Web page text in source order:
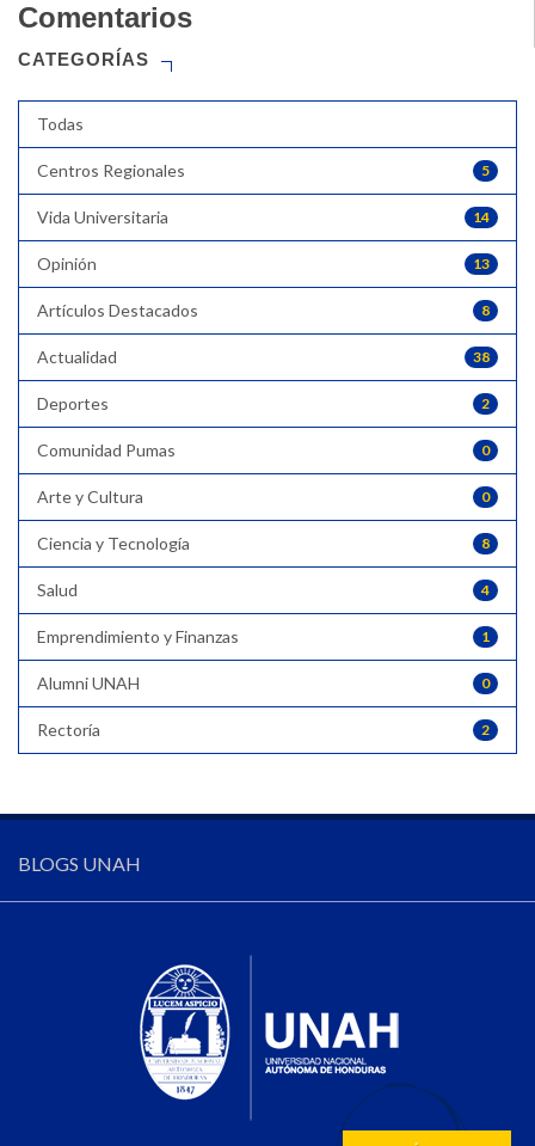
Comentarios
CATEGORÍAS
Todas
5
Centros Regionales
14
Vida Universitaria
13
Opinión
8
Artículos Destacados
38
Actualidad
2
Deportes
0
Comunidad Pumas
0
Arte y Cultura
8
Ciencia y Tecnología
4
Salud
1
Emprendimiento y Finanzas
0
Alumni UNAH
2
Rectoría
BLOGS UNAH